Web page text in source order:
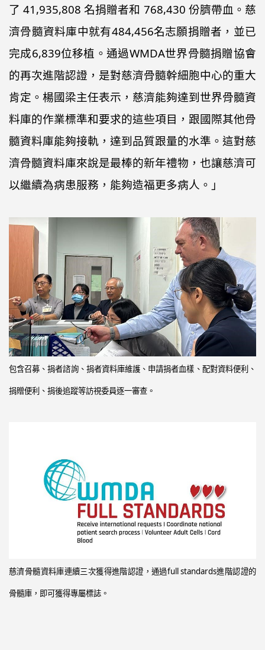
了 41,935,808 名捐贈者和 768,430 份臍帶血。慈
濟骨髓資料庫中就有484,456名志願捐贈者，並已
完成6,839位移植。通過WMDA世界骨髓捐贈協會
的再次進階認證，是對慈濟骨髓幹細胞中心的重大
肯定。楊國梁主任表示，慈濟能夠達到世界骨髓資
料庫的作業標準和要求的這些項目，跟國際其他骨
髓資料庫能夠接軌，達到品質跟量的水準。這對慈
濟骨髓資料庫來說是最棒的新年禮物，也讓慈濟可
以繼續為病患服務，能夠造福更多病人。」
包含召募、捐者諮詢、捐者資料庫維護、申請捐者血樣、配對資料便利、
捐贈便利、捐後追蹤等訪視委員逐一審查。
慈濟骨髓資料庫連續三次獲得進階認證，通過full standards進階認證的
骨髓庫，即可獲得專屬標誌。